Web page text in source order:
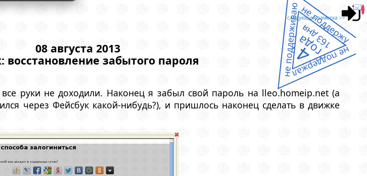
следующая заметка >>
08 августа 2013
забытого пароля
руки не доходили. Наконец я забыл свой пароль на lleo.homeip.net (а
через Фейсбук какой-нибудь?), и пришлось наконец сделать в движке
не поддержал
не поддерживаюне поддержу
4
года
163 дня